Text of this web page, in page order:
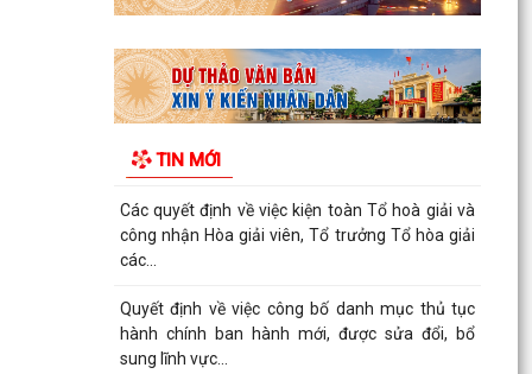
TIN MỚI
Thông báo về việc triển khai khai thác, sử dụng
luật
Quyết định về việc công bố Danh mục thủ tục
quản lý...
Các quyết định về việc kiện toàn Tổ hoà giải và
công nhận Hòa giải viên, Tổ trưởng Tổ hòa giải
các...
Quyết định về việc công bố danh mục thủ tục
hành chính ban hành mới, được sửa đổi, bổ
sung lĩnh vực...